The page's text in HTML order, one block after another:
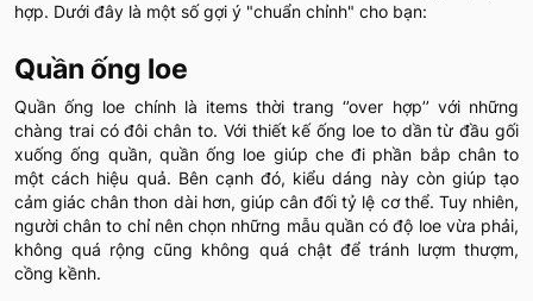
hợp. Dưới đây là một số gợi ý "chuẩn chỉnh" cho bạn:
Quần ống loe
Quần ống loe chính là items thời trang ‘’over hợp’’ với những
chàng trai có đôi chân to. Với thiết kế ống loe to dần từ đầu gối
xuống ống quần, quần ống loe giúp che đi phần bắp chân to
một cách hiệu quả. Bên cạnh đó, kiểu dáng này còn giúp tạo
cảm giác chân thon dài hơn, giúp cân đối tỷ lệ cơ thể. Tuy nhiên,
người chân to chỉ nên chọn những mẫu quần có độ loe vừa phải,
không quá rộng cũng không quá chật để tránh lượm thượm,
cồng kềnh.